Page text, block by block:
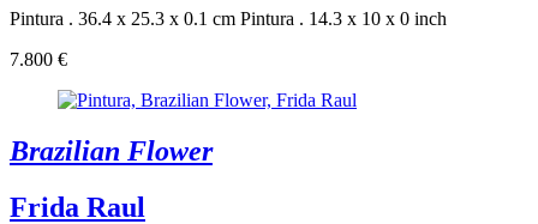
Pintura . 36.4 x 25.3 x 0.1 cm Pintura . 14.3 x 10 x 0 inch
7.800 €
Brazilian Flower
Frida Raul